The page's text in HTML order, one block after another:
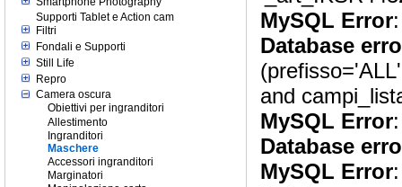
Supporti Tablet e Action cam
Filtri
Fondali e Supporti
Still Life
Repro
Camera oscura
Obiettivi per ingranditori
Allestimento
Ingranditori
Maschere
Accessori ingranditori
Marginatori
MySQL Error
Database
and
MySQL Error
Database
MySQL Error